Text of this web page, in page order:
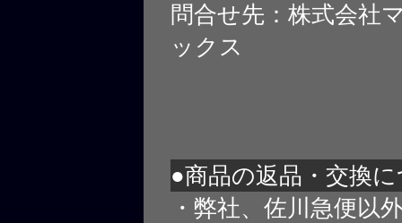
問合せ先：株式会社
ックス
●商品の返品・交換
・弊社、佐川急便以